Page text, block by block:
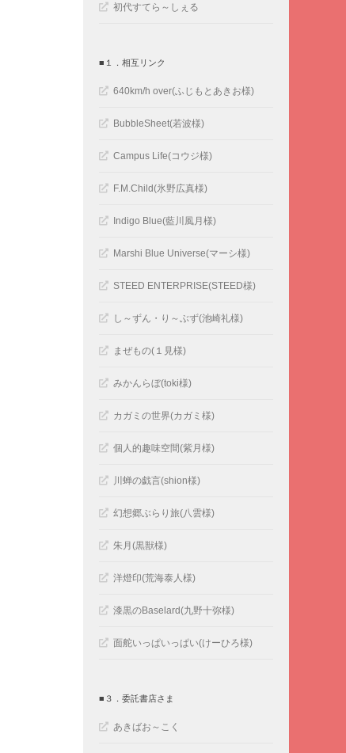
初代すてら～しぇる
■１．相互リンク
640km/h over(ふじもとあきお様)
BubbleSheet(若波様)
Campus Life(コウジ様)
F.M.Child(氷野広真様)
Indigo Blue(藍川風月様)
Marshi Blue Universe(マーシ様)
STEED ENTERPRISE(STEED様)
し～ずん・り～ぶず(池崎礼様)
まぜもの(１見様)
みかんらぼ(toki様)
カガミの世界(カガミ様)
個人的趣味空間(紫月様)
川蝉の戯言(shion様)
幻想郷ぶらり旅(八雲様)
朱月(黒獣様)
洋燈印(荒海泰人様)
漆黒のBaselard(九野十弥様)
面舵いっぱいっぱい(けーひろ様)
■３．委託書店さま
あきばお～こく